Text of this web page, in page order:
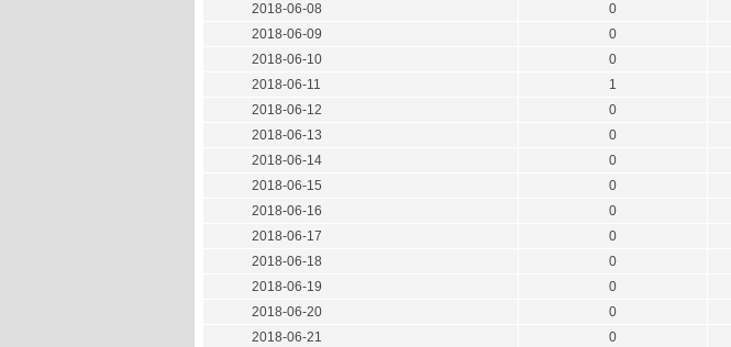
2018-06-08
0
2018-06-09
0
2018-06-10
0
2018-06-11
1
2018-06-12
0
2018-06-13
0
2018-06-14
0
2018-06-15
0
2018-06-16
0
2018-06-17
0
2018-06-18
0
2018-06-19
0
2018-06-20
0
2018-06-21
0